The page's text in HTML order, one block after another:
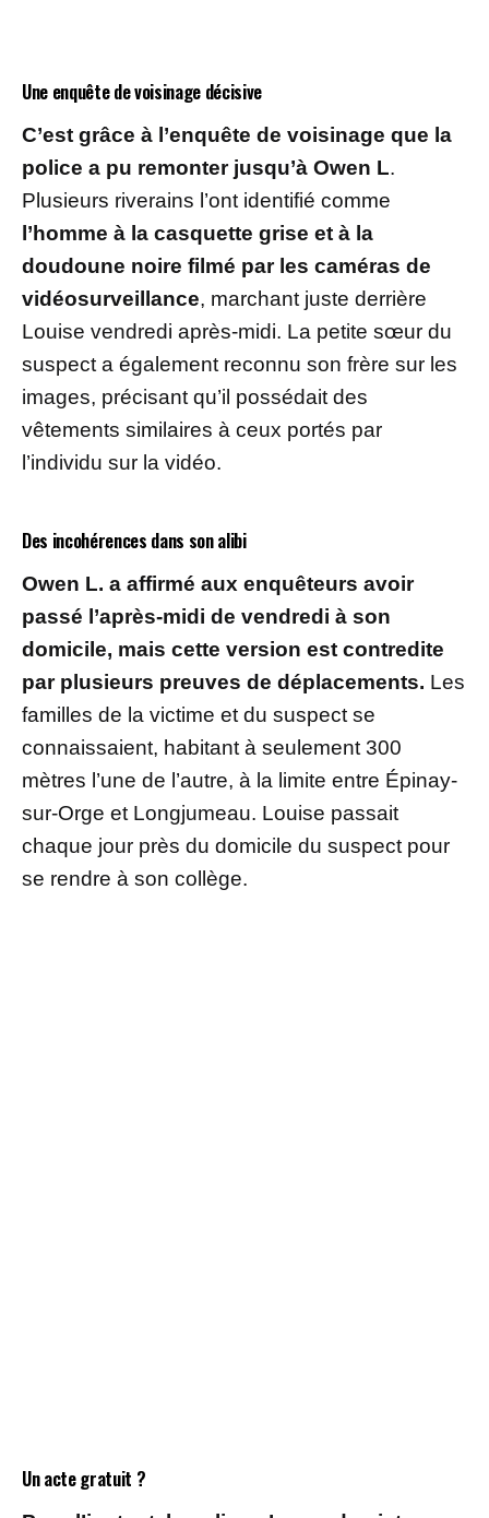
Une enquête de voisinage décisive
C’est grâce à l’enquête de voisinage que la
police a pu remonter jusqu’à Owen L.
Plusieurs riverains l’ont identifié comme
l’homme à la casquette grise et à la
doudoune noire filmé par les caméras de
vidéosurveillance, marchant juste derrière
Louise vendredi après-midi. La petite sœur du
suspect a également reconnu son frère sur les
images, précisant qu’il possédait des
vêtements similaires à ceux portés par
l’individu sur la vidéo.
Des incohérences dans son alibi
Owen L. a affirmé aux enquêteurs avoir
passé l’après-midi de vendredi à son
domicile, mais cette version est contredite
par plusieurs preuves de déplacements. Les
familles de la victime et du suspect se
connaissaient, habitant à seulement 300
mètres l’une de l’autre, à la limite entre Épinay-
sur-Orge et Longjumeau. Louise passait
chaque jour près du domicile du suspect pour
se rendre à son collège.
Un acte gratuit ?